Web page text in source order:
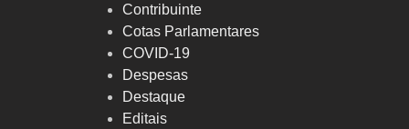
Contribuinte
Cotas Parlamentares
COVID-19
Despesas
Destaque
Editais